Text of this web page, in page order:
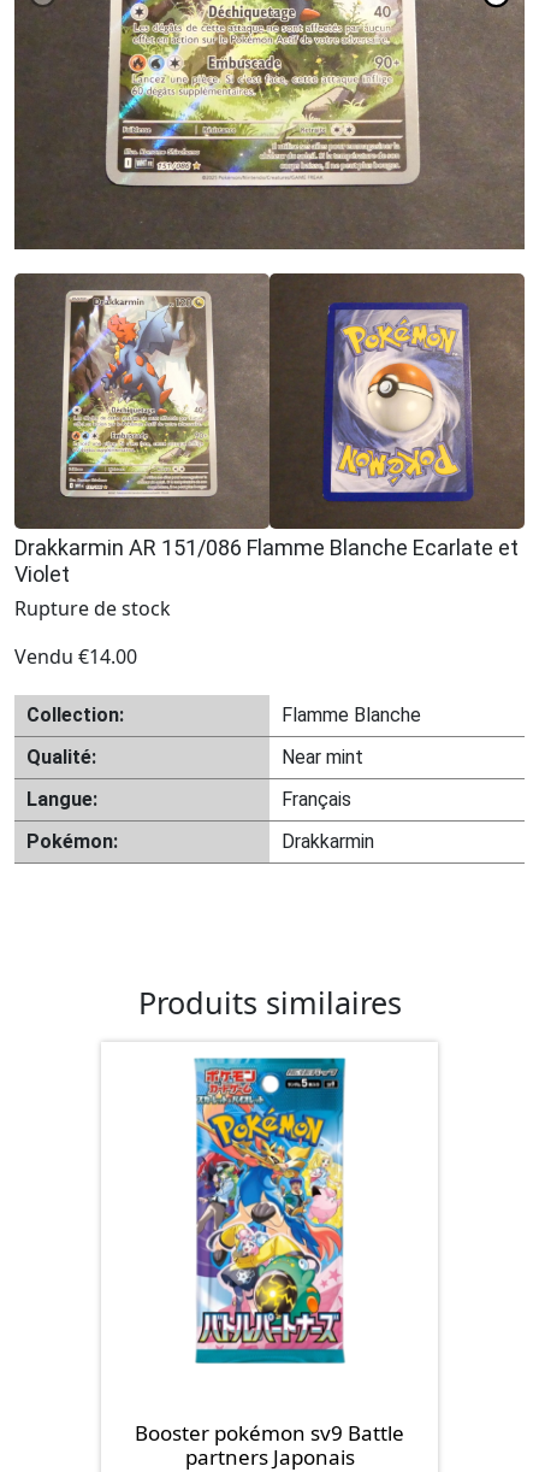
Drakkarmin AR 151/086 Flamme Blanche Ecarlate et
Violet
Rupture de stock
Vendu €14.00
Collection:
Flamme Blanche
Qualité:
Near mint
Langue:
Français
Pokémon:
Drakkarmin
Produits similaires
Booster pokémon sv9 Battle
partners Japonais